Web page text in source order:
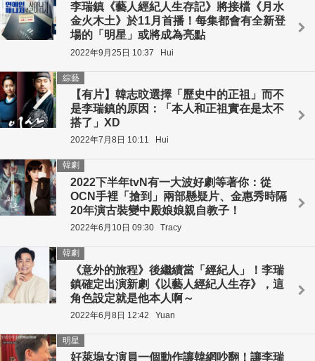
李瑞鎮《藝人經紀人生存記》將接檔《月水
金火木土》於11月首播！每集都會有全新登
場的「明星」或將成為亮點
2022年9月25日 10:37 Hui
【有片】韓志旼選擇「歷史中的正祖」而不
是李瑞鎮的原因：「本人和正祖實在是太不
搭了」XD
綜藝
2022年7月8日 10:11 Hui
2022下半年tvN有一大波好劇等著你：從
OCN手裡「搶到」兩部懸疑片、金惠秀時隔
20年演古裝變中殿娘娘親自教子！
韓劇
2022年6月10日 09:30 Tracy
《意外的旅程》後繼續當「經紀人」！李瑞
鎮確定出演新劇《以藝人經紀人生存》，這
角色設定就是他本人啊～
韓劇
2022年6月8日 12:42 Yuan
好萊塢女演員一個動作讓韓網吵翻！讓李瑞
明星